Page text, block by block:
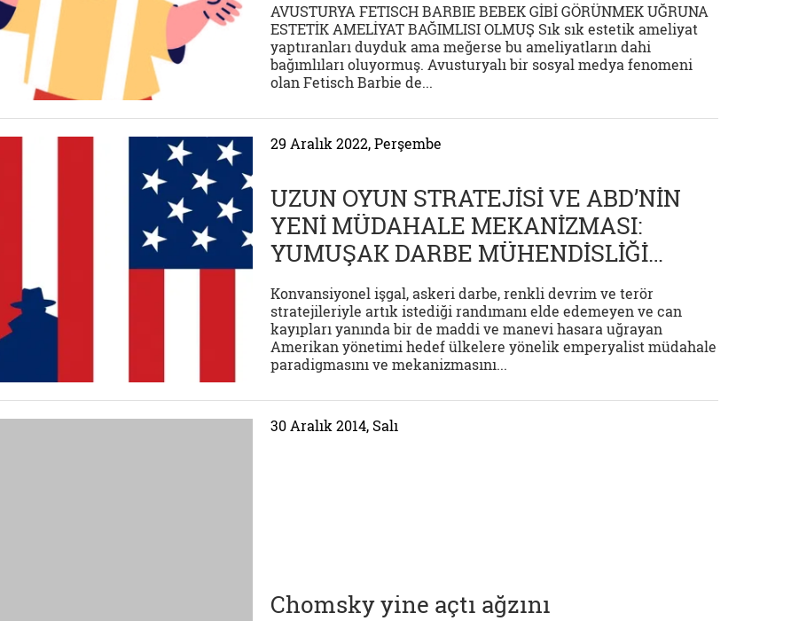
AVUSTURYA FETISCH BARBIE BEBEK GİBİ GÖRÜNMEK UĞRUNA
ESTETİK AMELİYAT BAĞIMLISI OLMUŞ Sık sık estetik ameliyat
yaptıranları duyduk ama meğerse bu ameliyatların dahi
bağımlıları oluyormuş. Avusturyalı bir sosyal medya fenomeni
olan Fetisch Barbie de...
29 Aralık 2022, Perşembe
UZUN OYUN STRATEJİSİ VE ABD’NİN
YENİ MÜDAHALE MEKANİZMASI:
YUMUŞAK DARBE MÜHENDİSLİĞİ…
Konvansiyonel işgal, askeri darbe, renkli devrim ve terör
stratejileriyle artık istediği randımanı elde edemeyen ve can
kayıpları yanında bir de maddi ve manevi hasara uğrayan
Amerikan yönetimi hedef ülkelere yönelik emperyalist müdahale
paradigmasını ve mekanizmasını...
30 Aralık 2014, Salı
Chomsky yine açtı ağzını